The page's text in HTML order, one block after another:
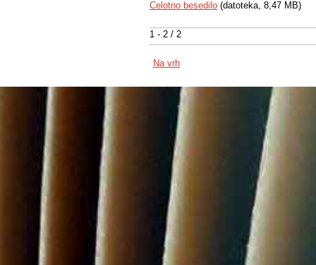
1 - 2 / 2
Celotno besedilo (datoteka, 8,47 MB)
Na vrh